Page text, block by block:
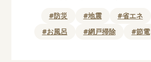
#防災 #地震 #省エネ
#お風呂 #網戸掃除 #節電